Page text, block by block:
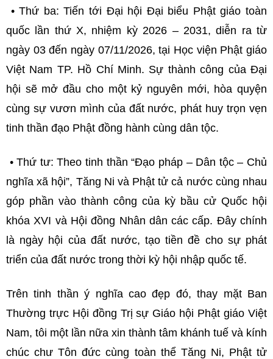
• Thứ ba: Tiến tới Đại hội Đại biểu Phật giáo toàn
quốc lần thứ X, nhiệm kỳ 2026 – 2031, diễn ra từ
ngày 03 đến ngày 07/11/2026, tại Học viện Phật giáo
Việt Nam TP. Hồ Chí Minh. Sự thành công của Đại
hội sẽ mở đầu cho một kỷ nguyên mới, hòa quyện
cùng sự vươn mình của đất nước, phát huy trọn vẹn
tinh thần đạo Phật đồng hành cùng dân tộc.
• Thứ tư: Theo tinh thần “Đạo pháp – Dân tộc – Chủ
nghĩa xã hội”, Tăng Ni và Phật tử cả nước cùng nhau
góp phần vào thành công của kỳ bầu cử Quốc hội
khóa XVI và Hội đồng Nhân dân các cấp. Đây chính
là ngày hội của đất nước, tạo tiền đề cho sự phát
triển của đất nước trong thời kỳ hội nhập quốc tế.
Trên tinh thần ý nghĩa cao đẹp đó, thay mặt Ban
Thường trực Hội đồng Trị sự Giáo hội Phật giáo Việt
Nam, tôi một lần nữa xin thành tâm khánh tuế và kính
chúc chư Tôn đức cùng toàn thể Tăng Ni, Phật tử